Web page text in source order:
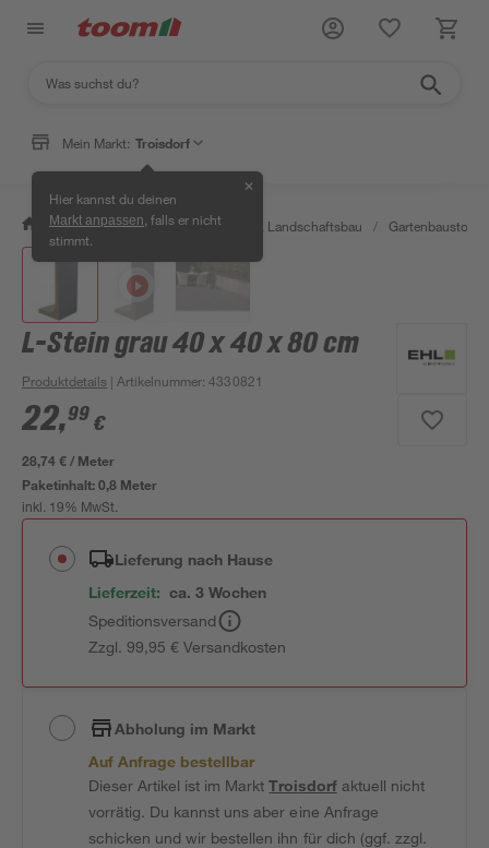
Mein Markt: Troisdorf
Hier kannst du deinen
Markt anpassen , falls er nicht
stimmt.
✕
/ Garten & Freizeit / Gartenbau & Landschaftsbau / Gartenbaustoffe
L-Stein grau 40 x 40 x 80 cm
Produktdetails | Artikelnummer:4330821
22,99 €
28,74 € / Meter
Paketinhalt:0,8 Meter
inkl. 19% MwSt.
Lieferung nach Hause
Lieferzeit: ca. 3 Wochen
Speditionsversand
Zzgl. 99,95 € Versandkosten
Abholung im Markt
Auf Anfrage bestellbar
Dieser Artikel ist im MarktTroisdorfaktuell nicht
vorrätig. Du kannst uns aber eine Anfrage
schicken und wir bestellen ihn für dich (ggf. zzgl.